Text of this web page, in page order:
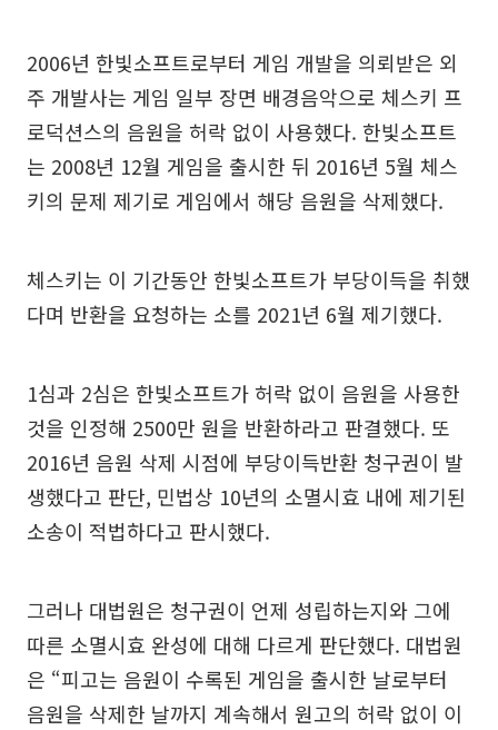
2006년 한빛소프트로부터 게임 개발을 의뢰받은 외
주 개발사는 게임 일부 장면 배경음악으로 체스키 프
로덕션스의 음원을 허락 없이 사용했다. 한빛소프트
는 2008년 12월 게임을 출시한 뒤 2016년 5월 체스
키의 문제 제기로 게임에서 해당 음원을 삭제했다.
체스키는 이 기간동안 한빛소프트가 부당이득을 취했
다며 반환을 요청하는 소를 2021년 6월 제기했다.
1심과 2심은 한빛소프트가 허락 없이 음원을 사용한
것을 인정해 2500만 원을 반환하라고 판결했다. 또
2016년 음원 삭제 시점에 부당이득반환 청구권이 발
생했다고 판단, 민법상 10년의 소멸시효 내에 제기된
소송이 적법하다고 판시했다.
그러나 대법원은 청구권이 언제 성립하는지와 그에
따른 소멸시효 완성에 대해 다르게 판단했다. 대법원
은 “피고는 음원이 수록된 게임을 출시한 날로부터
음원을 삭제한 날까지 계속해서 원고의 허락 없이 이